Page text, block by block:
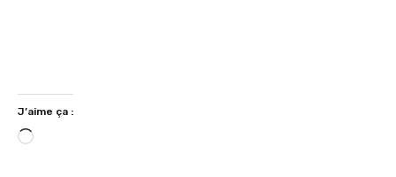
J’aime ça :
C